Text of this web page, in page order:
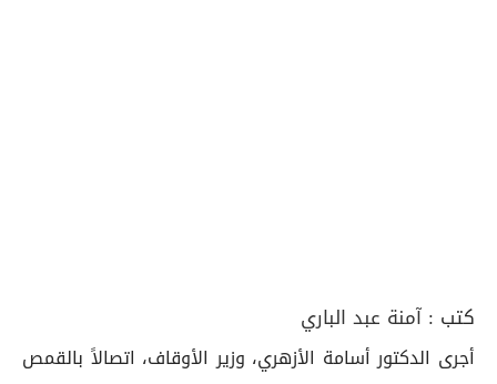
كتب : آمنة عبد الباري
أجرى الدكتور أسامة الأزهري، وزير الأوقاف، اتصالاً بالقمص